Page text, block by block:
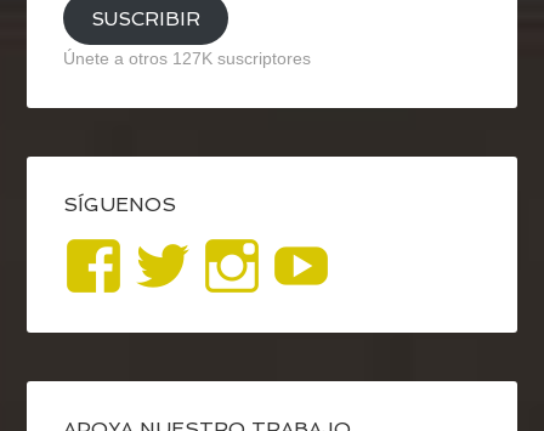
SUSCRIBIR
Únete a otros 127K suscriptores
SÍGUENOS
Ver
perfil
de
Ver
perfil
de
Ver
perfil
de